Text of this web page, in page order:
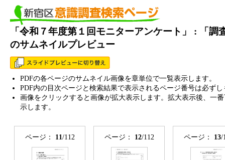
「令和７年度第１回モニターアンケート」 : 「
のサムネイルプレビュー
PDFの各ページのサムネイル画像を章単位で一覧表示します。
PDF内の目次ページと検索結果で表示されるページ番号は必ず
画像をクリックすると画像が拡大表示します。拡大表示後、一
示します。
ページ： 11/112 ページ： 12/112 ページ： 13/